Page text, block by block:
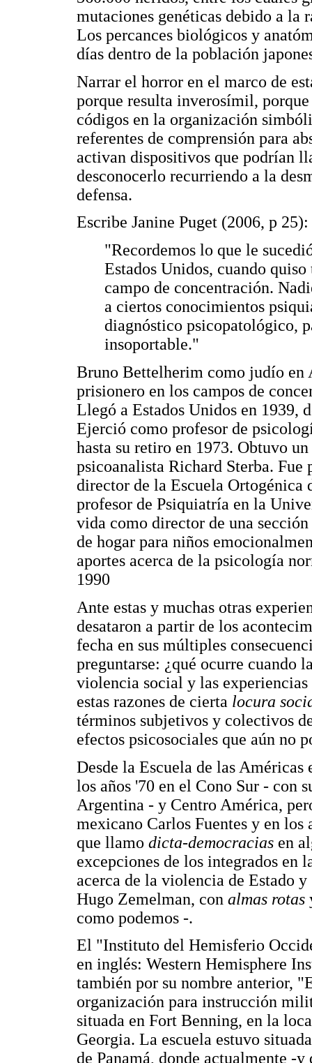
mutaciones genéticas debido a la
Los percances biológicos y
días dentro de la población
Narrar el horror en el marco de
porque resulta inverosímil,
códigos en la organización
referentes de comprensión para
activan dispositivos que podrían
desconocerlo recurriendo a la
defensa.
Escribe Janine Puget (2006, p 25):
"Recordemos lo que le
Estados Unidos, cuando
campo de concentración.
a ciertos conocimientos
diagnóstico psicopatológico,
insoportable."
Bruno Bettelherim como judío en
prisionero en los campos de
Llegó a Estados Unidos en 1939,
Ejerció como profesor de
hasta su retiro en 1973. Obtuvo
psicoanalista Richard Sterba.
director de la Escuela Ortogénica
profesor de Psiquiatría en la
vida como director de una
de hogar para niños
aportes acerca de la psicología
1990
Ante estas y muchas otras
desataron a partir de los
fecha en sus múltiples
preguntarse: ¿qué ocurre cuando
violencia social y las
estas razones de cierta locura
términos subjetivos y colectivos
efectos psicosociales que aún no
Desde la Escuela de las Américas
los años '70 en el Cono Sur - con
Argentina - y Centro América,
mexicano Carlos Fuentes y en los
que llamo dicta-democracias en
excepciones de los integrados en
acerca de la violencia de Estado
Hugo Zemelman, con almas rotas
como podemos -.
El "Instituto del Hemisferio
en inglés: Western Hemisphere
también por su nombre anterior,
organización para instrucción
situada en Fort Benning, en la
Georgia. La escuela estuvo
de Panamá, donde actualmente -